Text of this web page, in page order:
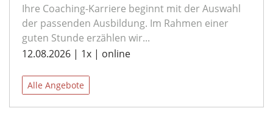
Ihre Coaching-Karriere beginnt mit der Auswahl
der passenden Ausbildung. Im Rahmen einer
guten Stunde erzählen wir...
12.08.2026 | 1x | online
Alle Angebote